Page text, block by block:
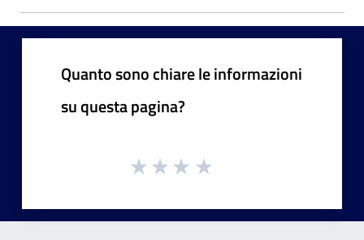
Quanto sono chiare le informazioni
su questa pagina?